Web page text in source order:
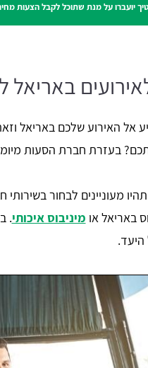
יועברו על מנת שתוכל לקבל הצעות
אל האירוע שלכם באריאל
בעזרת חברת הסעות
מעוניינים לבחור
באריאל או מיניבוס איכותי.